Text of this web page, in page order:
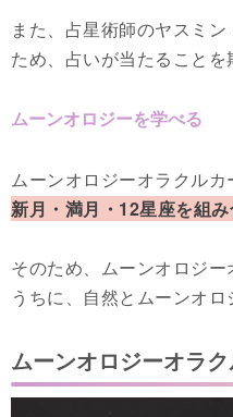
また、占星術師のヤスミ
ため、占いが当たることを
ムーンオロジーを学べる
ムーンオロジーオラクルカ
新月・満月・12星座を組み
そのため、ムーンオロジ
うちに、自然とムーンオロ
ムーンオロジーオラ